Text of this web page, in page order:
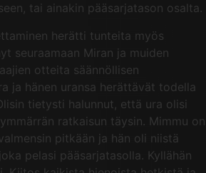
tai ainakin pääsarjatason osalta.
herätti tunteita myös
seuraamaan Miran ja muiden
otteita säännöllisen
ja hänen uransa herättävät todella
tietysti halunnut, että ura olisi
ratkaisun täysin. Mimmu on
pitkään ja hän oli niistä
pelasi pääsarjatasolla. Kyllähän